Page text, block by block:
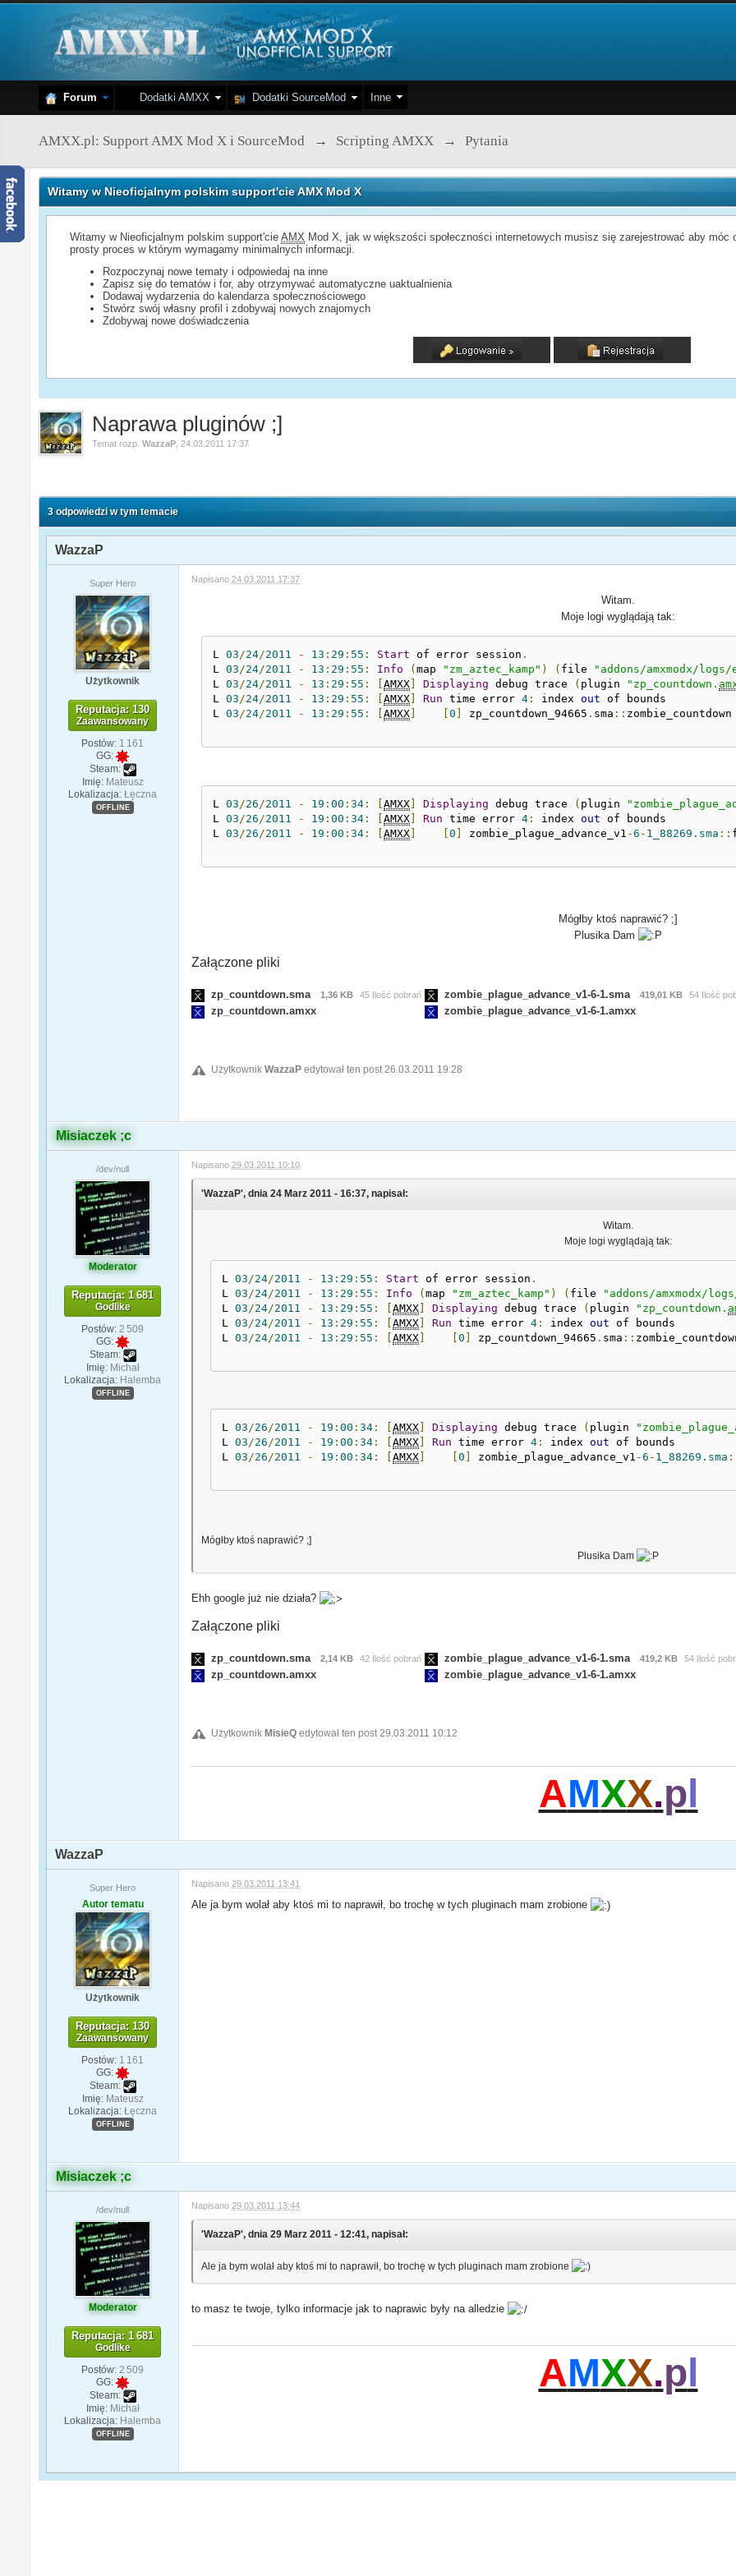
Forum Dodatki AMXX Dodatki SourceMod Inne
AMXX.pl: Support AMX Mod X i SourceMod → Scripting AMXX → Pytania
Witamy w Nieoficjalnym polskim support'cie AMX Mod X
Witamy w Nieoficjalnym polskim support'cieAMX Mod X, jak w większości społeczności internetowych musisz się zarejestrować aby
prosty proces w którym wymagamy minimalnych informacji.
Rozpoczynaj nowe tematy i odpowiedaj na inne
Zapisz się do tematów i for, aby otrzymywać automatyczne uaktualnienia
Dodawaj wydarzenia do kalendarza społecznościowego
Stwórz swój własny profil i zdobywaj nowych znajomych
Zdobywaj nowe doświadczenia
Naprawa pluginów ;]
Temat rozp.WazzaP 24.03.2011 17:37
3 odpowiedzi w tym temacie
WazzaP
Super Hero
Użytkownik
Reputacja: 130
Zaawansowany
Postów: 1 161
GG:
Steam:
Imię: Mateusz
Lokalizacja: Łęczna
OFFLINE
Napisano 24.03.2011 17:37
Witam.
Moje logi wyglądają tak:
L 03 /24/2011 - 13 : 29 : 55 : Start of error session .
L 03 /24/2011 - 13 : 29 : 55 : Info (map "zm_aztec_kamp" ) ( file "addons/amxmodx/
L 03 /24/2011 - 13 : 29 : 55 : [AMXX] Displaying debug trace ( plugin "zp_countdown.
L 03 /24/2011 - 13 : 29 : 55 : [AMXX] Run time error 4 : index out of bounds
L 03 /24/2011 - 13 : 29 : 55 : [AMXX] [0 ] zp_countdown_94665 . sma :: zombie_countdown
L 03 /26 /2011 - 19 :00 :34 : [AMXX] Displaying debug trace ( plugin
L 03 /26 /2011 - 19 :00 :34 : [AMXX] Run time error 4 : index out of bounds
L 03 /26 /2011 - 19 :00 :34 : [AMXX] [0 ] zombie_plague_advance_v1 -6 - 1_88269.sma ::
Mógłby ktoś naprawić? ;]
Plusika Dam
Załączone pliki
zp_countdown.sma 1,36 KB 45 Ilość pobrań
zp_countdown.amxx
zombie_plague_advance_v1-6-1.sma 419,01 KB 54 Ilość
zombie_plague_advance_v1-6-1.amxx
UżytkownikWazzaP edytował ten post 26.03.2011 19:28
Misiaczek ;c
/dev/null
Moderator
Reputacja: 1 681
Godlike
Postów: 2 509
GG:
Steam:
Imię: Michał
Lokalizacja: Halemba
OFFLINE
Napisano 29.03.2011 10:10
'WazzaP', dnia 24 Marz 2011 - 16:37, napisał:
Witam.
Moje logi wyglądają tak:
L 03/24/2011 - 13 : 29 : 55 : Start of error session .
L 03/24/2011 - 13 : 29 : 55 : Info (map "zm_aztec_kamp" ) ( file "addons/amxmodx/
L 03/24/2011 - 13 : 29 : 55 : [AMXX Displaying debug trace ( plugin "zp_countdown.
L 03/24/2011 - 13 : 29 : 55 : [AMXX Run time error 4 : index out of bounds
L 03/24/2011 - 13 : 29 : 55 : [AMXX [0 zp_countdown_94665 . sma ::
L 03/26/2011 - 19 :00 :34 : [AMXX Displaying debug trace ( plugin
L 03/26/2011 - 19 :00 :34 : [AMXX Run time error 4 : index out of bounds
L 03/26/2011 - 19 :00 :34 : [AMXX [0 zombie_plague_advance_v1 -6 - 1_88269.sma
Mógłby ktoś naprawić? ;]
Plusika Dam
Ehh google już nie działa?
Załączone pliki
zp_countdown.sma 2,14 KB 42 Ilość pobrań
zp_countdown.amxx
zombie_plague_advance_v1-6-1.sma 419,2 KB 54 Ilość
zombie_plague_advance_v1-6-1.amxx
Użytkownik MisieQ edytował ten post 29.03.2011 10:12
AMXX.pl
WazzaP
Super Hero
Autor tematu
Użytkownik
Reputacja: 130
Zaawansowany
Postów: 1 161
GG:
Steam:
Imię: Mateusz
Lokalizacja: Łęczna
OFFLINE
Napisano 29.03.2011 13:41
Ale ja bym wolał aby ktoś mi to naprawił, bo trochę w tych pluginach mam zrobione
Misiaczek ;c
/dev/null
Moderator
Reputacja: 1 681
Godlike
Postów: 2 509
GG:
Steam:
Imię: Michał
Lokalizacja: Halemba
OFFLINE
Napisano 29.03.2011 13:44
'WazzaP', dnia 29 Marz 2011 - 12:41, napisał:
Ale ja bym wolał aby ktoś mi to naprawił, bo trochę w tych pluginach mam zrobione
to masz te twoje, tylko informacje jak to naprawic były na alledzie
AMXX.pl